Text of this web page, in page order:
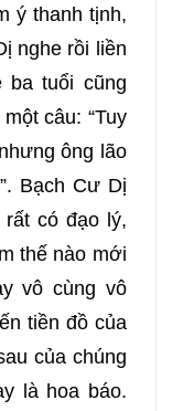
ý thanh tịnh,
nghe rồi liền
ba tuổi cũng
câu: “Tuy
ông lão
Bạch Cư Dị
có đạo lý,
thế nào mới
vô cùng vô
tiền đồ của
của chúng
là hoa báo.